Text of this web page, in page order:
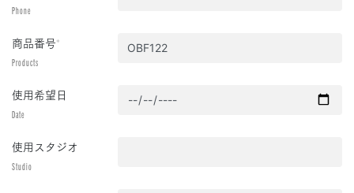
Phone
商品番号*
Products
使用希望日
Date
使用スタジオ
Studio